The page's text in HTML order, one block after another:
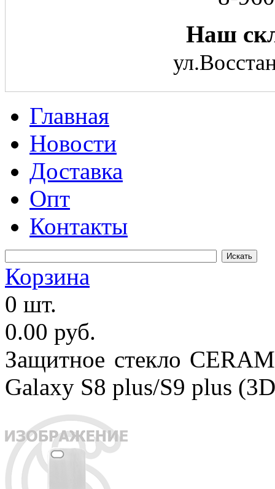
Наш
Главная
Новости
Доставка
Опт
Контакты
Корзина
0 шт.
0.00 руб.
Защитное стекло
Galaxy S8 plus/S9 plus